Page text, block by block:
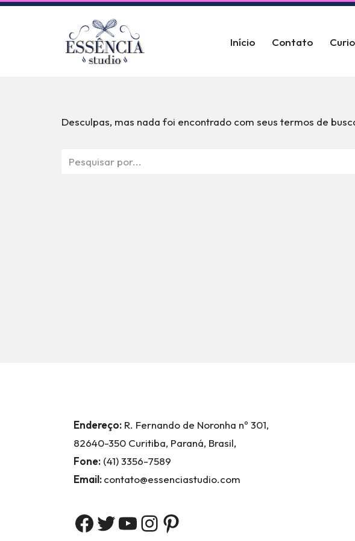
Início Contato
Desculpas, mas nada foi encontrado com seus termos de
Endereço: R. Fernando de Noronha nº 301,
82640-350 Curitiba, Paraná, Brasil,
Fone: (41) 3356-7589
Email:contato@essenciastudio.com